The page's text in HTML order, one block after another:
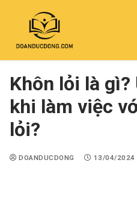
Khôn lỏi là gì?
khi làm việc
lỏi?
DOANDUCDONG 13/04/2024